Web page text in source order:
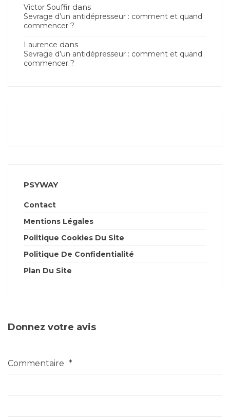
Victor Souffir dans
Sevrage d’un antidépresseur : comment et quand
commencer ?
Laurence dans
Sevrage d’un antidépresseur : comment et quand
commencer ?
PSYWAY
Contact
Mentions Légales
Politique Cookies Du Site
Politique De Confidentialité
Plan Du Site
Donnez votre avis
Commentaire *